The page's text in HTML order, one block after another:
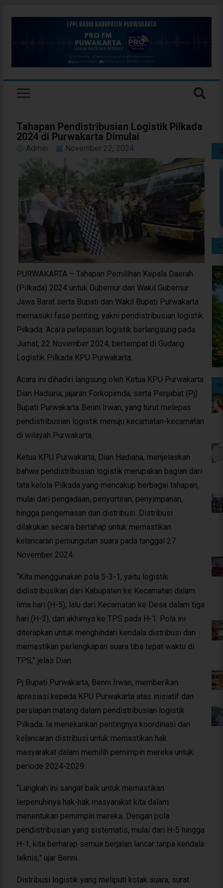
Tahapan Pendistribusian Logistik Pilkada
2024 di Purwakarta Dimulai
Admin November 22, 2024
PURWAKARTA – Tahapan Pemilihan Kepala Daerah
(Pilkada) 2024 untuk Gubernur dan Wakil Gubernur
Jawa Barat serta Bupati dan Wakil Bupati Purwakarta
memasuki fase penting, yakni pendistribusian logistik
Pilkada. Acara pelepasan logistik berlangsung pada
Jumat, 22 November 2024, bertempat di Gudang
Logistik Pilkada KPU Purwakarta.
Acara ini dihadiri langsung oleh Ketua KPU Purwakarta
Dian Hadiana, jajaran Forkopimda, serta Penjabat (Pj)
Bupati Purwakarta Benni Irwan, yang turut melepas
pendistribusian logistik menuju kecamatan-kecamatan
di wilayah Purwakarta.
Ketua KPU Purwakarta, Dian Hadiana, menjelaskan
bahwa pendistribusian logistik merupakan bagian dari
tata kelola Pilkada yang mencakup berbagai tahapan,
mulai dari pengadaan, penyortiran, penyimpanan,
hingga pengemasan dan distribusi. Distribusi
dilakukan secara bertahap untuk memastikan
kelancaran pemungutan suara pada tanggal 27
November 2024.
“Kita menggunakan pola 5-3-1, yaitu logistik
didistribusikan dari Kabupaten ke Kecamatan dalam
lima hari (H-5), lalu dari Kecamatan ke Desa dalam tiga
hari (H-3), dan akhirnya ke TPS pada H-1. Pola ini
diterapkan untuk menghindari kendala distribusi dan
memastikan perlengkapan suara tiba tepat waktu di
TPS,” jelas Dian.
Pj Bupati Purwakarta, Benni Irwan, memberikan
apresiasi kepada KPU Purwakarta atas inisiatif dan
persiapan matang dalam pendistribusian logistik
Pilkada. Ia menekankan pentingnya koordinasi dan
kelancaran distribusi untuk memastikan hak
masyarakat dalam memilih pemimpin mereka untuk
periode 2024-2029.
“Langkah ini sangat baik untuk memastikan
terpenuhinya hak-hak masyarakat kita dalam
menentukan pemimpin mereka. Dengan pola
pendistribusian yang sistematis, mulai dari H-5 hingga
H-1, kita berharap semua berjalan lancar tanpa kendala
teknis,” ujar Benni.
Distribusi logistik yang meliputi kotak suara, surat